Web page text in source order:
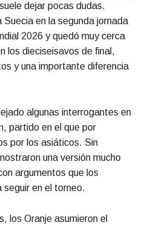
dejar pocas dudas.
en la segunda jornada
2026 y quedó muy cerca
los dieciseisavos de final,
y una importante diferencia
algunas interrogantes en
partido en el que por
por los asiáticos. Sin
una versión mucho
argumentos que los
seguir en el torneo.
los Oranje asumieron el